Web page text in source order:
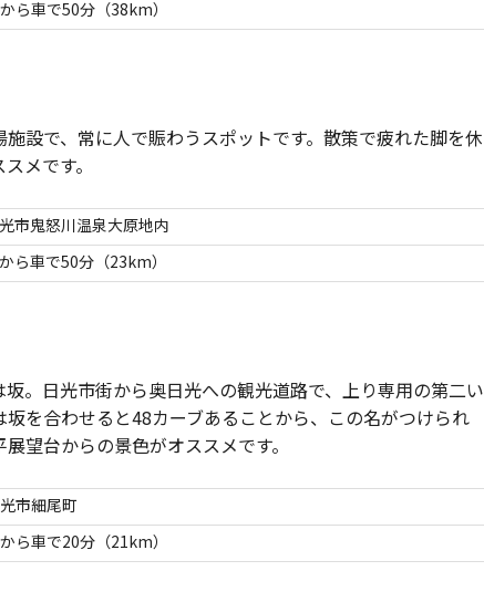
ら車で50分（38km）
設で、常に人で賑わうスポットです。散策で疲れた脚を休
メです。
市鬼怒川温泉大原地内
ら車で50分（23km）
坂。日光市街から奥日光への観光道路で、上り専用の第二い
を合わせると48カーブあることから、この名がつけられ
望台からの景色がオススメです。
市細尾町
ら車で20分（21km）